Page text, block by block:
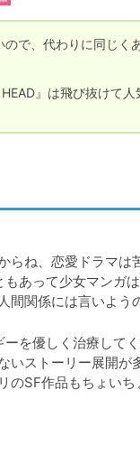
ので、代わりに同じ
』は飛び抜けて
ね、恋愛ドラマは
あって少女マンガ
関係には言いよう
を優しく治療して
ストーリー展開が
SF作品もちょいち